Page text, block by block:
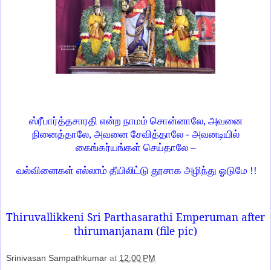
ஸ்ரீபார்த்தசாரதி என்ற நாமம் சொன்னாலே, அவனை
நினைத்தாலே, அவனை சேவித்தாலே - அவனடியில்
கைங்கர்யங்கள் செய்தாலே –
வல்வினைகள் எல்லாம் தீயிலிட்டு தூசாக அழிந்து ஓடுமே !!
Thiruvallikkeni Sri Parthasarathi Emperuman after
thirumanjanam (file pic)
Srinivasan Sampathkumar at 12:00 PM